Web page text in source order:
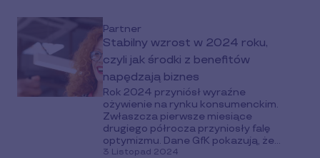
Partner
Stabilny wzrost w 2024 roku,
czyli jak środki z benefitów
napędzają biznes
Rok 2024 przyniósł wyraźne
ożywienie na rynku konsumenckim.
Zwłaszcza pierwsze miesiące
drugiego półrocza przyniosły falę
optymizmu. Dane GfK pokazują, że...
3 Listopad 2024